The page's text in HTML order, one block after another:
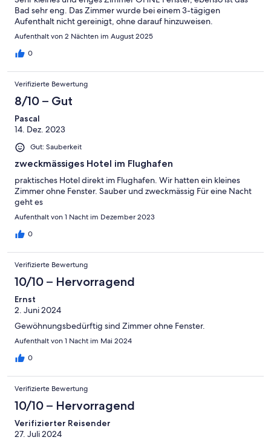
Bad sehr eng. Das Zimmer wurde bei einem 3-tägigen
Aufenthalt nicht gereinigt, ohne darauf hinzuweisen.
Aufenthalt von 2 Nächten im August 2025
0
Verifizierte Bewertung
8/10 – Gut
Pascal
14. Dez. 2023
Gut: Sauberkeit
zweckmässiges Hotel im Flughafen
praktisches Hotel direkt im Flughafen. Wir hatten ein kleines
Zimmer ohne Fenster. Sauber und zweckmässig Für eine Nacht
geht es
Aufenthalt von 1 Nacht im Dezember 2023
0
Verifizierte Bewertung
10/10 – Hervorragend
Ernst
2. Juni 2024
Gewöhnungsbedürftig sind Zimmer ohne Fenster.
Aufenthalt von 1 Nacht im Mai 2024
0
Verifizierte Bewertung
10/10 – Hervorragend
Verifizierter Reisender
27. Juli 2024